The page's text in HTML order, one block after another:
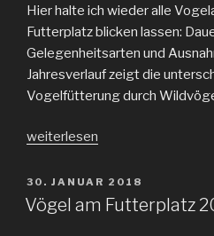
Hier halte ich wieder alle
Futterplatz blicken lassen:
Gelegenheitsarten und
Jahresverlauf zeigt die
Vogelfütterung durch
„Vögel
Futterplatz
2019“
weiterlesen
VERÖFFENTLICHT
AM
30. JANUAR 2018
Vögel am Futterplatz